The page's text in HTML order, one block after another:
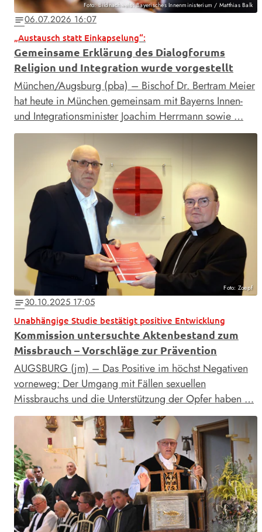
Foto: Bildnachweis: Bayerisches Innenministerium / Matthias Balk
notes06.07.2026 16:07
„Austausch statt Einkapselung“:
Gemeinsame Erklärung des Dialogforums
Religion und Integration wurde vorgestellt
München/Augsburg (pba) – Bischof Dr. Bertram Meier
hat heute in München gemeinsam mit Bayerns Innen-
und Integrationsminister Joachim Herrmann sowie …
Foto: Zoepf
notes30.10.2025 17:05
Unabhängige Studie bestätigt positive Entwicklung
Kommission untersuchte Aktenbestand zum
Missbrauch – Vorschläge zur Prävention
AUGSBURG (jm) – Das Positive im höchst Negativen
vorneweg: Der Umgang mit Fällen sexuellen
Missbrauchs und die Unterstützung der Opfer haben …